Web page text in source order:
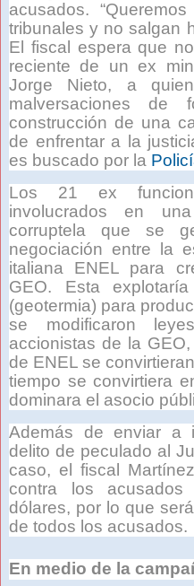
acusados.
tribunales y no salgan
El fiscal espera que
reciente de un ex
Jorge Nieto, a
malversaciones de
construcción de una
de enfrentar a la
es buscado por la
Los 21 ex
involucrados en
corruptela que se
negociación entre la
italiana ENEL para
GEO. Esta
(geotermia) para
se modificaron
accionistas de la
de ENEL se
tiempo se convirtiera
dominara el asocio
Además de enviar a
delito de peculado al
caso, el fiscal
contra los
dólares, por lo que
de todos los acusados.
En medio de la